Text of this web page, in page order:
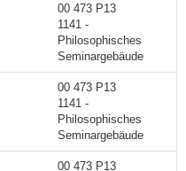
00 473 P13
1141 -
Philosophisches
Seminargebäude
00 473 P13
1141 -
Philosophisches
Seminargebäude
00 473 P13